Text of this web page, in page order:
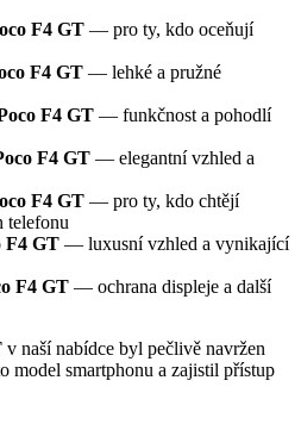
F4 GT — pro ty, kdo oceňují
F4 GT — lehké a pružné
F4 GT — funkčnost a pohodlí
F4 GT — elegantní vzhled a
F4 GT — pro ty, kdo chtějí
telefonu
F4 GT — luxusní vzhled a vynikající
F4 GT — ochrana displeje a další
v naší nabídce byl pečlivě navržen
model smartphonu a zajistil přístup